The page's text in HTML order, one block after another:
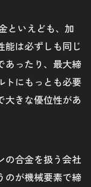
といえども、加
は必ずしも同じ
あったり、最大締
トにもっとも必要
大きな優位性があ
の合金を扱う会社
のが機械要素で締